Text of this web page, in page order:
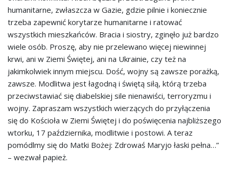
humanitarne, zwłaszcza w Gazie, gdzie pilnie i koniecznie
trzeba zapewnić korytarze humanitarne i ratować
wszystkich mieszkańców. Bracia i siostry, zginęło już bardzo
wiele osób. Proszę, aby nie przelewano więcej niewinnej
krwi, ani w Ziemi Świętej, ani na Ukrainie, czy też na
jakimkolwiek innym miejscu. Dość, wojny są zawsze porażką,
zawsze. Modlitwa jest łagodną i świętą siłą, którą trzeba
przeciwstawiać się diabelskiej sile nienawiści, terroryzmu i
wojny. Zapraszam wszystkich wierzących do przyłączenia
się do Kościoła w Ziemi Świętej i do poświęcenia najbliższego
wtorku, 17 października, modlitwie i postowi. A teraz
pomódlmy się do Matki Bożej: Zdrowaś Maryjo łaski pełna…”
– wezwał papież.